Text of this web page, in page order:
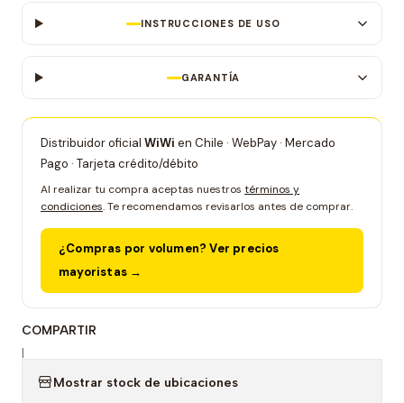
INSTRUCCIONES DE USO
GARANTÍA
Distribuidor oficial WiWi en Chile · WebPay · Mercado
Pago · Tarjeta crédito/débito
Al realizar tu compra aceptas nuestros términos y
condiciones. Te recomendamos revisarlos antes de comprar.
¿Compras por volumen? Ver precios
mayoristas →
COMPARTIR
|
Mostrar stock de ubicaciones